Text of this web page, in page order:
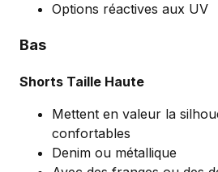
Options réactives aux UV
Bas
Shorts Taille Haute
Mettent en valeur la
confortables
Denim ou métallique